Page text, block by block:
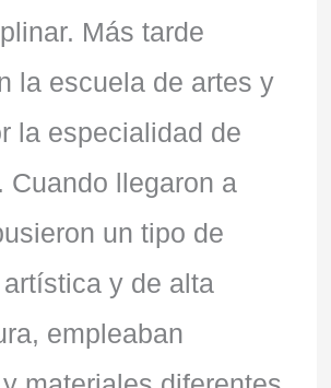
Más tarde
la escuela de artes y
la especialidad de
Cuando llegaron a
un tipo de
y de alta
empleaban